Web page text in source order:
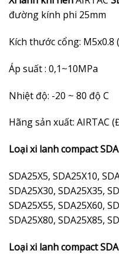
đường kính phi 25mm
Kích thước cổng: M5x0.8
Áp suất : 0,1~10MPa
Nhiệt độ: -20 ~ 80 độ C
Hãng sản xuất: AIRTAC
Loại xi lanh compact
SDA25X5, SDA25X10,
SDA25X30, SDA25X35,
SDA25X55, SDA25X60,
SDA25X80, SDA25X85,
Loại xi lanh compact